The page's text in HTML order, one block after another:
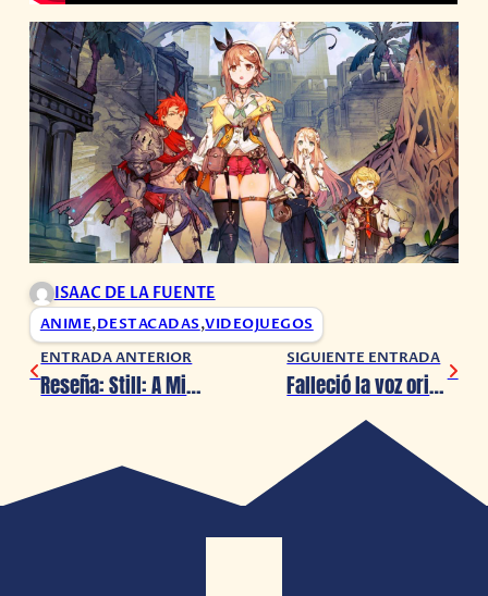
ISAAC DE LA FUENTE
ANIME,DESTACADAS,VIDEOJUEGOS
ENTRADA ANTERIOR
Reseña: Still: A Michael J. Fox Movie
SIGUIENTE ENTRADA
Falleció la voz original de Crash Bandicoot